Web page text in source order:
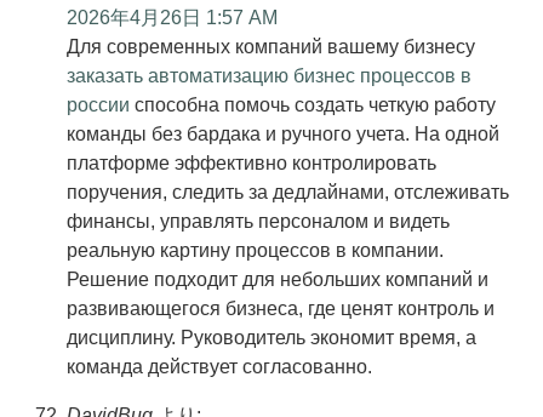
2026年4月26日 1:57 AM
Для современных компаний вашему бизнесу
заказать автоматизацию бизнес процессов в
россии способна помочь создать четкую работу
команды без бардака и ручного учета. На одной
платформе эффективно контролировать
поручения, следить за дедлайнами, отслеживать
финансы, управлять персоналом и видеть
реальную картину процессов в компании.
Решение подходит для небольших компаний и
развивающегося бизнеса, где ценят контроль и
дисциплину. Руководитель экономит время, а
команда действует согласованно.